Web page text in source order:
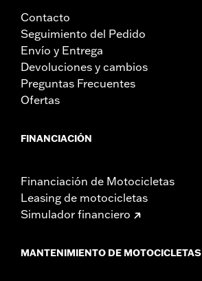
Contacto
Seguimiento del Pedido
Envío y Entrega
Devoluciones y cambios
Preguntas Frecuentes
Ofertas
FINANCIACIÓN
Financiación de Motocicletas
Leasing de motocicletas
Simulador financiero
MANTENIMIENTO DE MOTOCICLETAS